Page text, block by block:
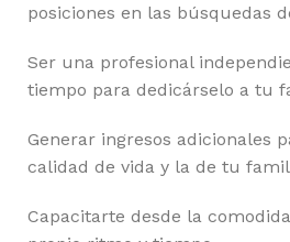
posiciones en las búsquedas
Ser una profesional
tiempo para dedicárselo a tu
Generar ingresos adicionales
calidad de vida y la de tu
Capacitarte desde la